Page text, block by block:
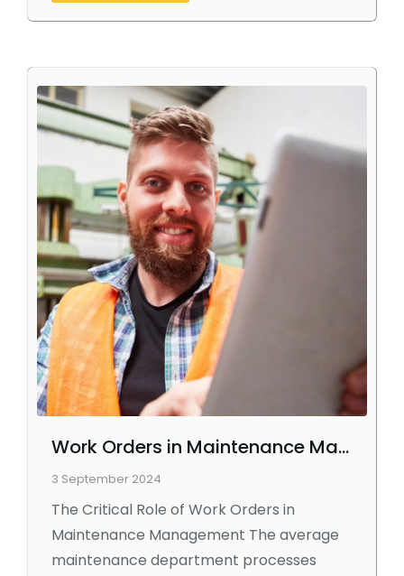
Work Orders in Maintenance Management
3 September 2024
The Critical Role of Work Orders in
Maintenance Management The average
maintenance department processes